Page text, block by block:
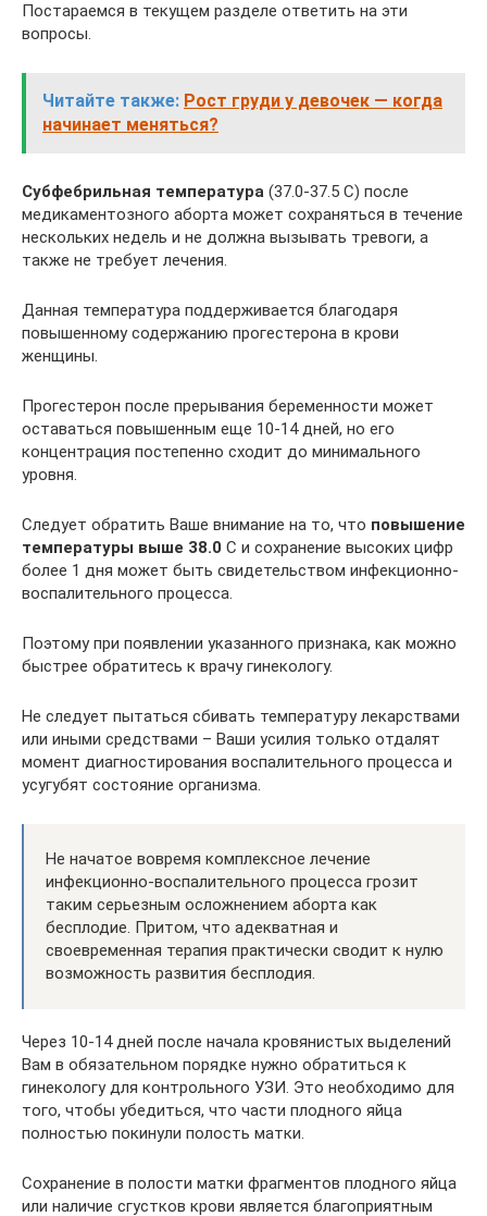
Постараемся в текущем разделе ответить на эти
вопросы.
Читайте также: Рост груди у девочек — когда
начинает меняться?
Субфебрильная температура (37.0-37.5 С) после
медикаментозного аборта может сохраняться в течение
нескольких недель и не должна вызывать тревоги, а
также не требует лечения.
Данная температура поддерживается благодаря
повышенному содержанию прогестерона в крови
женщины.
Прогестерон после прерывания беременности может
оставаться повышенным еще 10-14 дней, но его
концентрация постепенно сходит до минимального
уровня.
Следует обратить Ваше внимание на то, что повышение
температуры выше 38.0 С и сохранение высоких цифр
более 1 дня может быть свидетельством инфекционно-
воспалительного процесса.
Поэтому при появлении указанного признака, как можно
быстрее обратитесь к врачу гинекологу.
Не следует пытаться сбивать температуру лекарствами
или иными средствами – Ваши усилия только отдалят
момент диагностирования воспалительного процесса и
усугубят состояние организма.
Не начатое вовремя комплексное лечение
инфекционно-воспалительного процесса грозит
таким серьезным осложнением аборта как
бесплодие. Притом, что адекватная и
своевременная терапия практически сводит к нулю
возможность развития бесплодия.
Через 10-14 дней после начала кровянистых выделений
Вам в обязательном порядке нужно обратиться к
гинекологу для контрольного УЗИ. Это необходимо для
того, чтобы убедиться, что части плодного яйца
полностью покинули полость матки.
Сохранение в полости матки фрагментов плодного яйца
или наличие сгустков крови является благоприятным